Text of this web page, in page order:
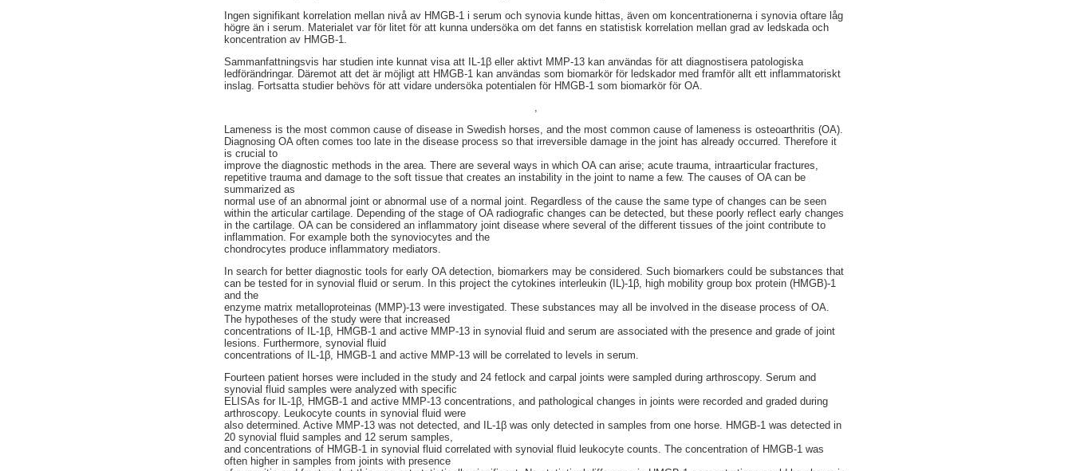
Ingen signifikant korrelation mellan nivå av HMGB-1 i serum och synovia kunde hittas, även om koncentrationerna i synovia oftare låg
högre än i serum. Materialet var för litet för att kunna undersöka om det fanns en statistisk korrelation mellan grad av ledskada och
koncentration av HMGB-1.
Sammanfattningsvis har studien inte kunnat visa att IL-1β eller aktivt MMP-13 kan användas för att diagnostisera patologiska
ledförändringar. Däremot att det är möjligt att HMGB-1 kan användas som biomarkör för ledskador med framför allt ett inflammatoriskt
inslag. Fortsatta studier behövs för att vidare undersöka potentialen för HMGB-1 som biomarkör för OA.
,
Lameness is the most common cause of disease in Swedish horses, and the most common cause of lameness is osteoarthritis (OA).
Diagnosing OA often comes too late in the disease process so that irreversible damage in the joint has already occurred. Therefore it
is crucial to
improve the diagnostic methods in the area. There are several ways in which OA can arise; acute trauma, intraarticular fractures,
repetitive trauma and damage to the soft tissue that creates an instability in the joint to name a few. The causes of OA can be
summarized as
normal use of an abnormal joint or abnormal use of a normal joint. Regardless of the cause the same type of changes can be seen
within the articular cartilage. Depending of the stage of OA radiografic changes can be detected, but these poorly reflect early changes
in the cartilage. OA can be considered an inflammatory joint disease where several of the different tissues of the joint contribute to
inflammation. For example both the synoviocytes and the
chondrocytes produce inflammatory mediators.
In search for better diagnostic tools for early OA detection, biomarkers may be considered. Such biomarkers could be substances that
can be tested for in synovial fluid or serum. In this project the cytokines interleukin (IL)-1β, high mobility group box protein (HMGB)-1
and the
enzyme matrix metalloproteinas (MMP)-13 were investigated. These substances may all be involved in the disease process of OA.
The hypotheses of the study were that increased
concentrations of IL-1β, HMGB-1 and active MMP-13 in synovial fluid and serum are associated with the presence and grade of joint
lesions. Furthermore, synovial fluid
concentrations of IL-1β, HMGB-1 and active MMP-13 will be correlated to levels in serum.
Fourteen patient horses were included in the study and 24 fetlock and carpal joints were sampled during arthroscopy. Serum and
synovial fluid samples were analyzed with specific
ELISAs for IL-1β, HMGB-1 and active MMP-13 concentrations, and pathological changes in joints were recorded and graded during
arthroscopy. Leukocyte counts in synovial fluid were
also determined. Active MMP-13 was not detected, and IL-1β was only detected in samples from one horse. HMGB-1 was detected in
20 synovial fluid samples and 12 serum samples,
and concentrations of HMGB-1 in synovial fluid correlated with synovial fluid leukocyte counts. The concentration of HMGB-1 was
often higher in samples from joints with presence